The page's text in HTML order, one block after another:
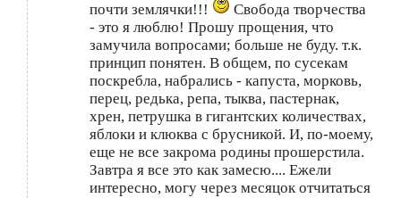
почти землячки!!!
Свобода творчества
- это я люблю! Прошу прощения, что
замучила вопросами; больше не буду. т.к.
принцип понятен. В общем, по сусекам
поскребла, набрались - капуста, морковь,
перец, редька, репа, тыква, пастернак,
хрен, петрушка в гигантских количествах,
яблоки и клюква с брусникой. И, по-моему,
еще не все закрома родины прошерстила.
Завтра я все это как замесю.... Ежели
интересно, могу через месяцок отчитаться